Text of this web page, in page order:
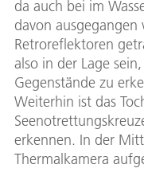
da auch bei im
davon
Retroreflektoren
also in der Lage
Gegenstände zu
Weiterhin ist das
erkennen. In der
Thermalkamera